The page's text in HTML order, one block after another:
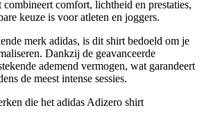
comfort, lichtheid en prestaties,
keuze is voor atleten en joggers.
merk adidas, is dit shirt bedoeld om je
Dankzij de geavanceerde
ademend vermogen, wat garandeert
de meest intense sessies.
die het adidas Adizero shirt